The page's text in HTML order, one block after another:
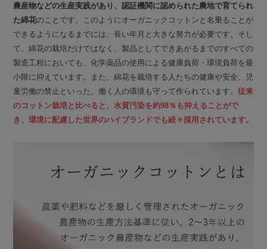
農産物などの生産実践があり、認証機関に認められた農地で育てられ
た綿花のことです。このようにオーガニックコットンと名乗ることが
できるようになるまでには、長い年月と大きな努力が必要です。そし
て、綿花の栽培だけではなく、製品としてできあがるまでのすべての
製造工程においても、化学薬品の使用による健康負荷・環境負荷を最
小限に抑えています。また、綿花を栽培する人たちの健康や安全、児
童労働の禁止といった、働く人の環境も守って作られています。従来
のコットン栽培と比べると、水質汚染を約98％も抑えることがで
き、環境に配慮した世界のハイブランドでも続々採用されています。